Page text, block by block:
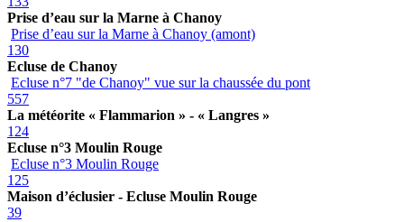
Prise d’eau sur la Marne à Chanoy
Prise d’eau sur la Marne à Chanoy (amont)
130
Ecluse de Chanoy
Ecluse n°7 "de Chanoy" vue sur la chaussée du pont
557
La météorite « Flammarion » - « Langres »
124
Ecluse n°3 Moulin Rouge
Ecluse n°3 Moulin Rouge
125
Maison d’éclusier - Ecluse Moulin Rouge
39